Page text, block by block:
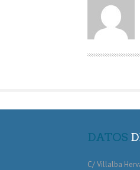
DATOS
C/ Villalba